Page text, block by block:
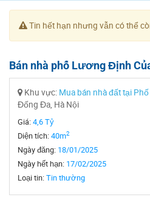
Tin hết hạn nhưng vẫn có thể
Bán nhà phố Lương Định
Khu vực: Mua bán nhà đất tại
Đống Đa, Hà Nội
Giá:4,6 Tỷ
Diện tích:40m2
Ngày đăng: 18/01/2025
Ngày hết hạn: 17/02/2025
Loại tin:Tin thường